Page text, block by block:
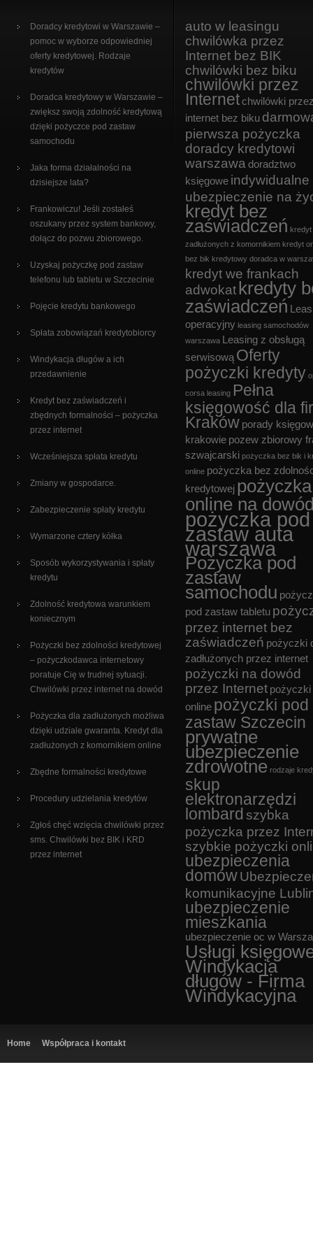
Doradcy kredytowi w Warszawie –
pomoc w wyborze odpowiedniej
oferty kredytowej. Rodzaje
kredytów
Doradca kredytowy w Warszawie –
zwiększ swoją zdolność kredytową
dzięki pożyczce pod zastaw
samochodu
Jaka forma działalności na
dzisiejsze lata?
Frankowiczu! Jeśli zostałeś
oszukany przez system bankowy,
dołącz do pozwu zbiorowego.
Uzyskaj pożyczkę pod zastaw
telefonu lub tabletu w Szczecinie
Pojęcie kredytu bankowego
Spłata zobowiązań kredytobiorcy
Windykacja długów a ich
przedawnienie
Kredyt bez zaświadczeń i
zbędnych formalności – pożyczka
przez internet
Wcześniejsza spłata kredytu
Zmiany w gospodarce.
Zabezpieczenie spłaty kredytu
Wymarzone cztery kółka
Sposób wykorzystywania i spłaty
kredytu
Zdolność kredytowa warunkiem
koniecznym
Pożyczki bez zdolności kredytowej
– pożyczkodawca internetowy
poratuje Cię w trudnej sytuacji.
Chwilówki przez internet na dowód
Pożyczka dla zadłużonych możliwa
dzięki udziale gwaranta. Kredyt dla
zadłużonych z komornikiem online
Zbędne formalności kredytowe
Procedury udzielania kredytów
Zgłoś chęć wzięcia chwilówki przez
sms. Chwilówki bez BIK i KRD
przez internet
auto w leasingu
chwilówka przez
Internet bez BIK
chwilówki bez biku
chwilówki przez
Internetchwilówki
internet bez biku
pierwsza pożyczka
doradcy kredytowi
warszawa doradztwo
księgowe indywidualne
ubezpieczenie na
kredyt bez
zaświadczeń kredyt
zadłużonych z komornikiem kredyt
bez bik kredytowy doradca w
kredyt we frankach
adwokatkredyty
zaświadczeń
operacyjny leasing samochodów
warszawa
Leasing z obsługą
serwisową Oferty
pożyczki kredyty
corsa leasing Pełna
księgowość dla
Kraków porady
krakowie pozew zbiorowy
szwajcarski pożyczka bez bik i
online pożyczka bez
kredytowej pożyczka
online na
pożyczka pod
zastaw auta
warszawa
Pożyczka pod
zastaw
samochodu
pod zastaw tabletu
przez internet bez
zaświadczeń pożyczki
zadłużonych przez internet
pożyczki na dowód
przez Internet pożyczki
online pożyczki pod
zastaw Szczecin
prywatne
ubezpieczenie
zdrowotne rodzaje
skup
elektronarzędzi
lombard szybka
pożyczka przez
szybkie pożyczki
ubezpieczenia
domów
komunikacyjne
ubezpieczenie
mieszkania
ubezpieczenie oc w
Usługi
Windykacja
długów - Firma
Windykacyjna
Home Współpraca i kontakt